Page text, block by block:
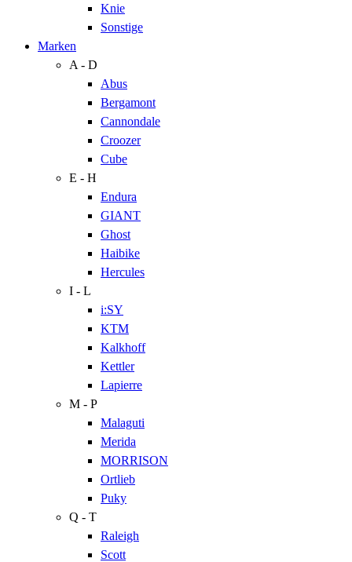
Knie
Sonstige
Marken
A - D
Abus
Bergamont
Cannondale
Croozer
Cube
E - H
Endura
GIANT
Ghost
Haibike
Hercules
I - L
i:SY
KTM
Kalkhoff
Kettler
Lapierre
M - P
Malaguti
Merida
MORRISON
Ortlieb
Puky
Q - T
Raleigh
Scott